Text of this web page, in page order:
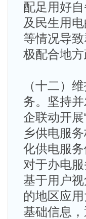
配足用好
及民生用
等情况导
极配合地
（十二）
务。坚持
企联动开
乡供电服
化供电服
对于办电
基于用户
的地区应
基础信息